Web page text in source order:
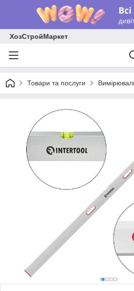
ХозСтройМаркет
Товари та послуги